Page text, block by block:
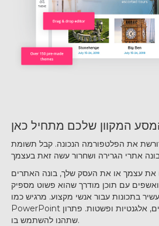
המקוון שלכם
דורשת את הפלטפורמה הנכונה. קבל תשומת
את עצמך או את העסק שלך, בונה האתרים
עם תוכן מודרך שהוא פשוט מספיק
בתכונות עבור אנשי מקצוע. מרגיש כמו
PowerPoint אבל עם יותר שרירים, אלגנטיות ופשטות. פתרון
שתהנו להשתמש בו.